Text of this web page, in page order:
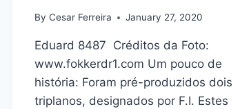
By Cesar Ferreira January 27, 2020
Eduard 8487 Créditos da Foto:
www.fokkerdr1.com Um pouco de
história: Foram pré-produzidos dois
triplanos, designados por F.I. Estes